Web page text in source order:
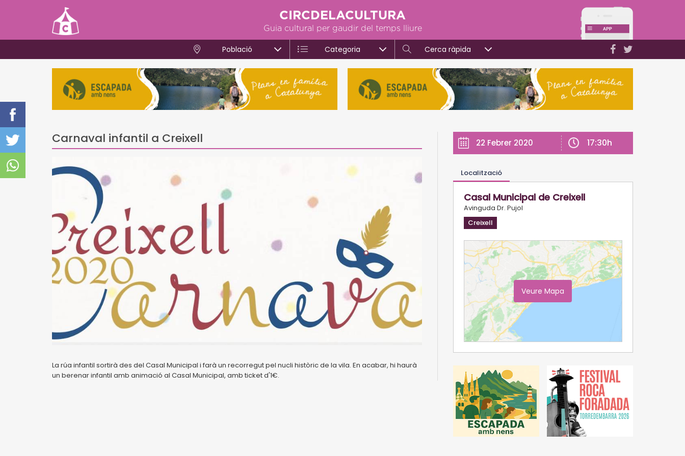
CIRCDELACULTURA
Guia cultural per gaudir del temps lliure
Població Categoria Cerca ràpida
Carnaval infantil a Creixell
La rúa infantil sortirà des del Casal Municipal i farà un recorregut pel nucli històric de la vila. En acabar, hi haurà
un berenar infantil amb animació al Casal Municipal, amb ticket d'1€.
22 Febrer 2020 17:30h
Localització
Casal Municipal de Creixell
Avinguda Dr. Pujol
Creixell
Veure Mapa